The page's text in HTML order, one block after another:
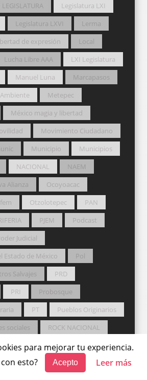
para mejorar tu experiencia.
esto?
Acepto Leer más
LEGISLATURA
Legislatura LXI
Legislatura LXVI
Lerma
de expresión
Local
Lucha Libre AAA
LXI Legislatura
Manuel Luna
Marcapasos
Metepec
México magia y libertad
Movimiento Ciudadano
Municipio
Municipios
NACIONAL
NAEM
Alianza
Ocoyoacac
Otzolotepec
PAN
PJEM
Podcast
Judicial
Estado de México
Pol
Salvajes
PRD
PRI
Probosque
PT
Pueblos Originarios
sociales
ROCK NACIONAL
Sader sal
Salud
San Mateo Atenco